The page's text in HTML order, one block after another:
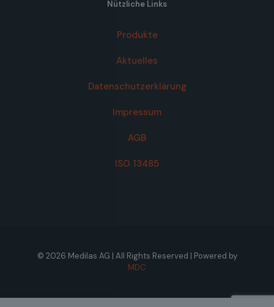
Nützliche Links
Produkte
Aktuelles
Datenschutzerklärung
Impressum
AGB
ISO 13485
© 2026 Medilas AG | All Rights Reserved | Powered by
MDC